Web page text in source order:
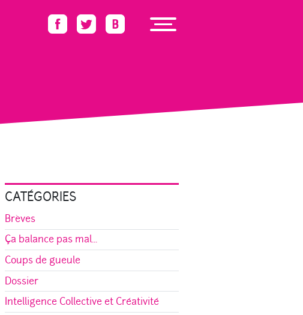
CATÉGORIES
Brèves
Ça balance pas mal...
Coups de gueule
Dossier
Intelligence Collective et Créativité